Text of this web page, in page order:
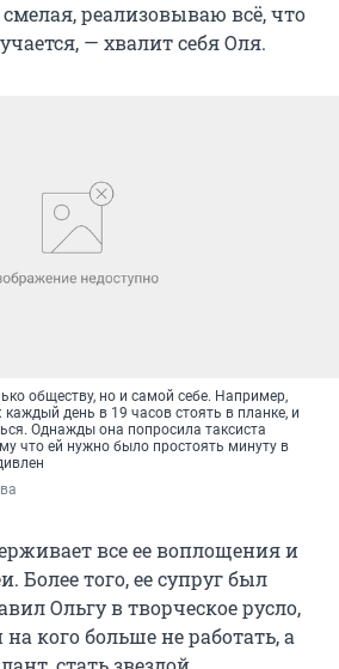
реализовываю всё, что
— хвалит себя Оля.
обществу, но и самой себе. Например,
день в 19 часов стоять в планке, и
Однажды она попросила таксиста
что ей нужно было простоять минуту в
все ее воплощения и
Более того, ее супруг был
Ольгу в творческое русло,
кого больше не работать, а